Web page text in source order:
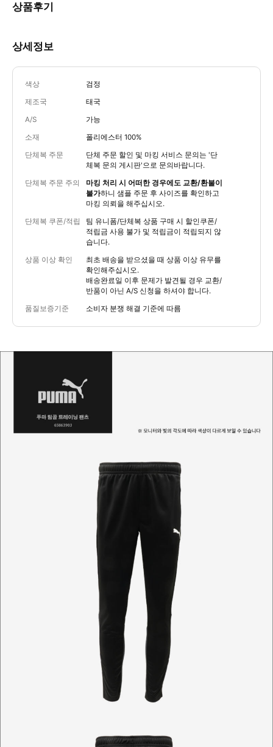
상품후기
상세정보
색상 검정
제조국 태국
A/S 가능
소재 폴리에스터 100%
단체복 주문 단체 주문 할인 및 마킹 서비스 문의는 '단
체복 문의 게시판'으로 문의바랍니다.
단체복 주문 주의
마킹 처리 시 어떠한 경우에도 교환/환불이
불가하니 샘플 주문 후 사이즈를 확인하고
마킹 의뢰을 해주십시오.
단체복 쿠폰/적립
팀 유니폼/단체복 상품 구매 시 할인쿠폰/
적립금 사용 불가 및 적립금이 적립되지 않
습니다.
상품 이상 확인
최초 배송을 받으셨을 때 상품 이상 유무를
확인해주십시오.
배송완료일 이후 문제가 발견될 경우 교환/
반품이 아닌 A/S 신청을 하셔야 합니다.
품질보증기준 소비자 분쟁 해결 기준에 따름